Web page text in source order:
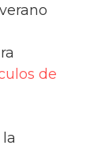
de